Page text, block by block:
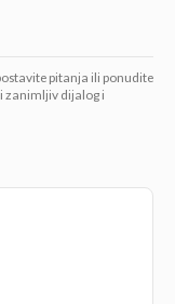
pitanja ili ponudite
zanimljiv dijalog i